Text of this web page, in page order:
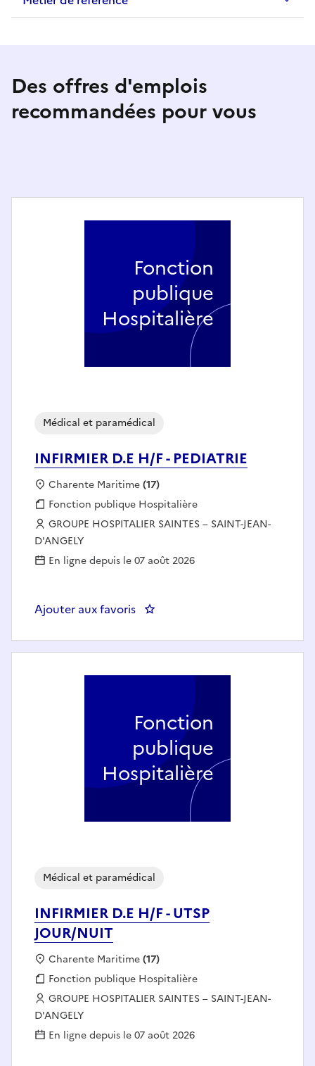
Des offres d'emplois
recommandées pour vous
INFIRMIER D.E H/F - PEDIATRIE
Médical et paramédical
Localisation :
Charente Maritime(17)
Fonction publique :
Fonction publique Hospitalière
Employeur :
GROUPE HOSPITALIER SAINTES – SAINT-JEAN-
D'ANGELY
En ligne depuis le 07 août 2026
Ajouter aux favoris : INFIRMIER D.E H/F - PEDIATRIE
Fonction
publique
Hospitalière
INFIRMIER D.E H/F - UTSP
JOUR/NUIT
Médical et paramédical
Localisation :
Charente Maritime(17)
Fonction publique :
Fonction publique Hospitalière
Employeur :
GROUPE HOSPITALIER SAINTES – SAINT-JEAN-
D'ANGELY
En ligne depuis le 07 août 2026
Fonction
publique
Hospitalière